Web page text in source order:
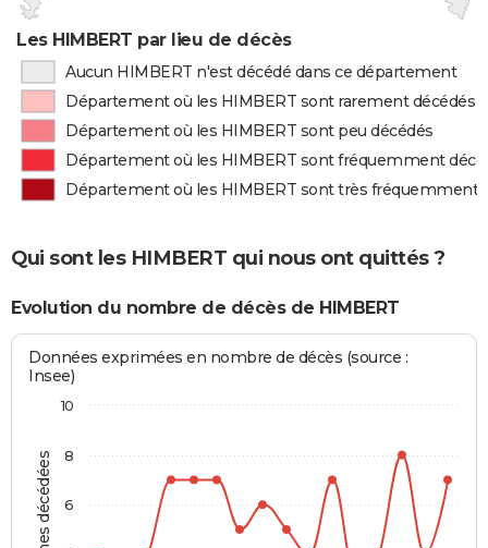
Les HIMBERT par lieu de décès
Aucun HIMBERT n'est décédé dans ce département
Département où les HIMBERT sont rarement décédés
Département où les HIMBERT sont peu décédés
Département où les HIMBERT sont fréquemment
Département où les HIMBERT sont très fréquemment
Qui sont les HIMBERT qui nous ont quittés ?
Evolution du nombre de décès de HIMBERT
Données exprimées en nombre de décès (source :
Insee)
6
8
10